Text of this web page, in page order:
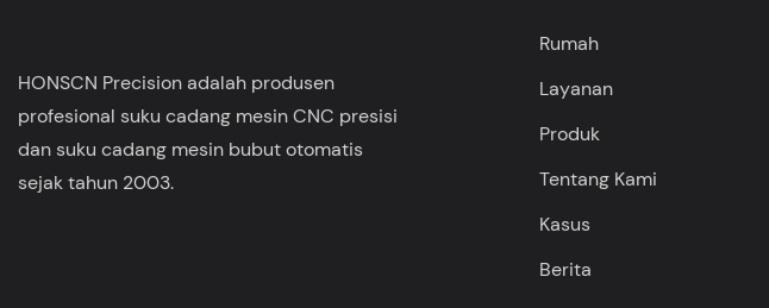
HONSCN Precision adalah produsen
profesional suku cadang mesin CNC presisi
dan suku cadang mesin bubut otomatis
sejak tahun 2003.
Rumah
Layanan
Produk
Tentang Kami
Kasus
Berita